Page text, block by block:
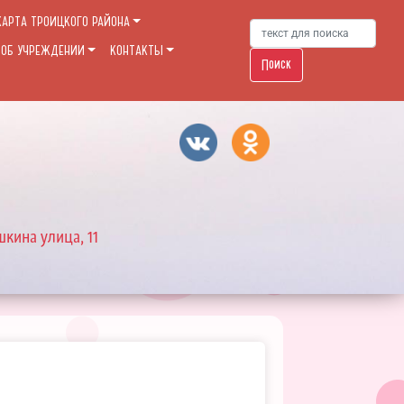
улица, 11
ТРОИЦКОГО РАЙОНА
УЧРЕЖДЕНИИ
КОНТАКТЫ
Поиск